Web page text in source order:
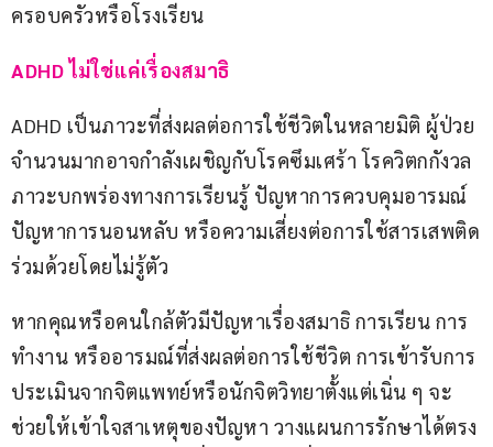
ครอบครัวหรือโรงเรียน
ADHD ไม่ใช่แค่เรื่องสมาธิ
ADHD เป็นภาวะที่ส่งผลต่อการใช้ชีวิตในหลายมิติ ผู้ป่วย
จำนวนมากอาจกำลังเผชิญกับโรคซึมเศร้า โรควิตกกังวล
ภาวะบกพร่องทางการเรียนรู้ ปัญหาการควบคุมอารมณ์
ปัญหาการนอนหลับ หรือความเสี่ยงต่อการใช้สารเสพติด
ร่วมด้วยโดยไม่รู้ตัว
หากคุณหรือคนใกล้ตัวมีปัญหาเรื่องสมาธิ การเรียน การ
ทำงาน หรืออารมณ์ที่ส่งผลต่อการใช้ชีวิต การเข้ารับการ
ประเมินจากจิตแพทย์หรือนักจิตวิทยาตั้งแต่เนิ่น ๆ จะ
ช่วยให้เข้าใจสาเหตุของปัญหา วางแผนการรักษาได้ตรง